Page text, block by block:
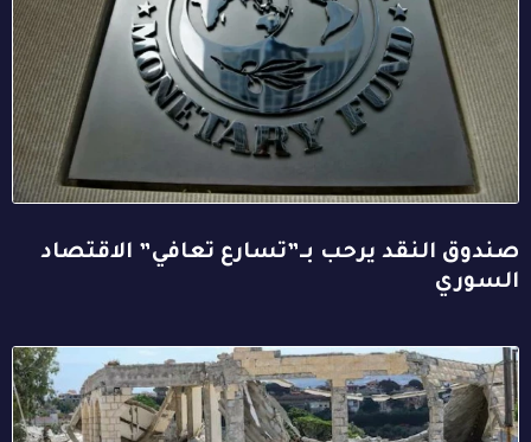
صندوق النقد يرحب بـ”تسارع تعافي” الاقتصاد
السوري